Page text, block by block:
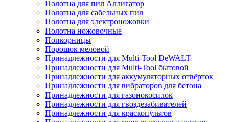
Полотна для пил Аллигатор
Полотна для сабельных пил
Полотна для электроножовки
Полотна ножовочные
Попкорницы
Порошок меловой
Принадлежности для Multi-Tool DeWALT
Принадлежности для Multi-Tool бытовой
Принадлежности для аккумуляторных отвёрток
Принадлежности для вибраторов для бетона
Принадлежности для газонокосилок
Принадлежности для гвоздезабивателей
Принадлежности для краскопультов